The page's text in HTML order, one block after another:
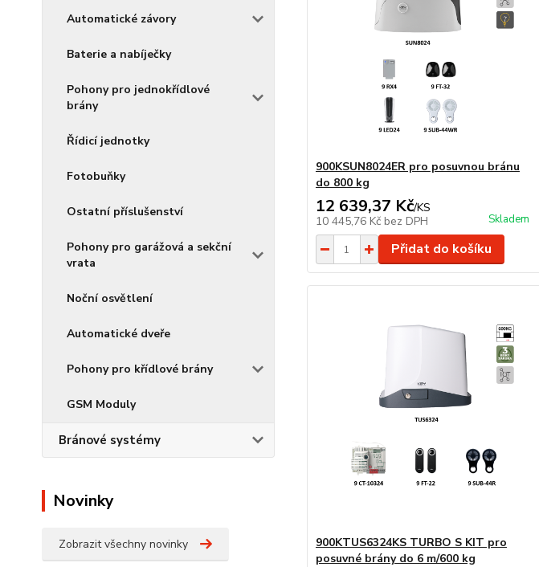
Automatické závory
Baterie a nabíječky
Pohony pro jednokřídlové
brány
Řídicí jednotky
Fotobuňky
Ostatní příslušenství
Pohony pro garážová a sekční
vrata
Noční osvětlení
Automatické dveře
Pohony pro křídlové brány
GSM Moduly
Bránové systémy
Novinky
Zobrazit všechny novinky
900KSUN8024ER pro posuvnou bránu
do 800 kg
12 639,37 Kč/KS
10 445,76 Kč bez DPH Skladem
Přidat do košíku
900KTUS6324KS TURBO S KIT pro
posuvné brány do 6 m/600 kg